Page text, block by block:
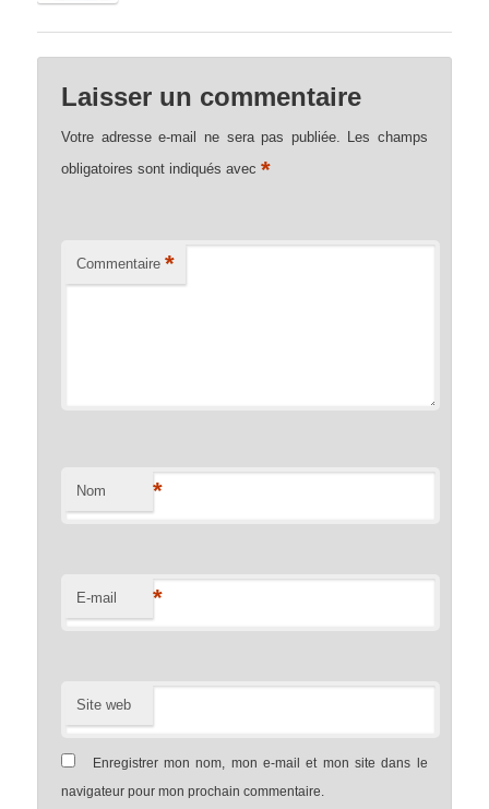
Laisser un commentaire
Votre adresse e-mail ne sera pas publiée.
Les champs
obligatoires sont indiqués avec*
Commentaire *
Nom *
E-mail *
Site web
Enregistrer mon nom, mon e-mail et mon site dans le
navigateur pour mon prochain commentaire.